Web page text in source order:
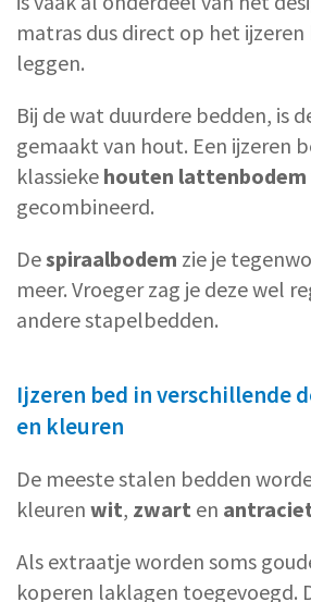
matras dus direct op het
leggen.
Bij de wat duurdere bedden, is
gemaakt van hout. Een ijzeren
klassieke houten lattenbodem
gecombineerd.
Despiraalbodem zie je
meer. Vroeger zag je deze wel
andere stapelbedden.
Ijzeren bed in verschillende
en kleuren
De meeste stalen bedden
kleuren wit, zwart en
Als extraatje worden soms
koperen laklagen toegevoegd.